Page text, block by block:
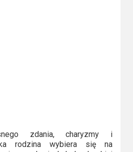
zdania, charyzmy i
rodzina wybiera się na